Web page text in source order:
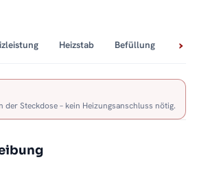
Heizstab Befüllung
der Steckdose – kein Heizungsanschluss nötig.